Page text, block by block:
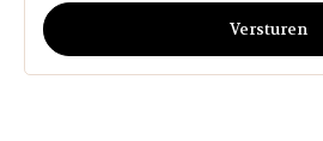
Versturen